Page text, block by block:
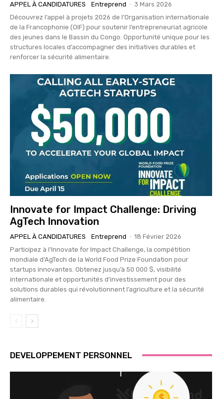
APPEL À CANDIDATURES Entreprend - 3 Mars 2026
Découvrez l’appel à projets 2026 de l’Organisation internationale
de la Francophonie (OIF) pour soutenir l’entrepreneuriat agricole
des jeunes dans le Bassin du Congo. Opportunité unique pour les
structures locales d’accompagner des initiatives durables et
renforcer la sécurité alimentaire.
Innovate for Impact Challenge: Driving
AgTech Innovation
APPEL À CANDIDATURES Entreprend - 18 Février 2026
Participez à l’Innovate for Impact Challenge, la compétition
mondiale d’AgTech de la World Food Prize Foundation pour
startups innovantes. Obtenez jusqu’à 50 000 $, visibilité
internationale et opportunités d’investissement pour des
solutions durables qui révolutionnent l’agriculture et la sécurité
alimentaire.
DEVELOPPEMENT PERSONNEL